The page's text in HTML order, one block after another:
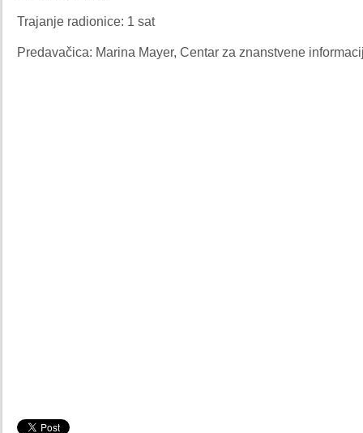
Trajanje radionice: 1 sat
Predavačica: Marina Mayer, Centar za znanstvene